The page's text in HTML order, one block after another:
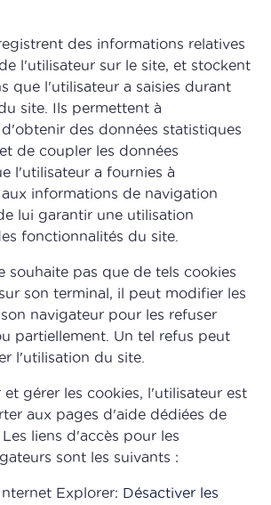
des informations relatives
l'utilisateur sur le site, et stockent
que l'utilisateur a saisies durant
site. Ils permettent à
des données statistiques
de coupler les données
l'utilisateur a fournies à
informations de navigation
lui garantir une utilisation
fonctionnalités du site.
souhaite pas que de tels cookies
son terminal, il peut modifier les
navigateur pour les refuser
partiellement. Un tel refus peut
l'utilisation du site.
gérer les cookies, l'utilisateur est
aux pages d'aide dédiées de
liens d'accès pour les
sont les suivants :
Explorer: Désactiver les